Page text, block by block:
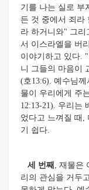
기를 나는 실로 부
든 것 중에서 죄라
라 하거니와" 그리
서 이스라엘을 버
이야기하고 있다.
니 그들의 마음이
(호13:6). 예수님
물이 우리에게 주
12:13-21). 우리는
었다고 느껴질 때,
기 쉽다.
세 번째 , 재물은
리의 관심을 거두